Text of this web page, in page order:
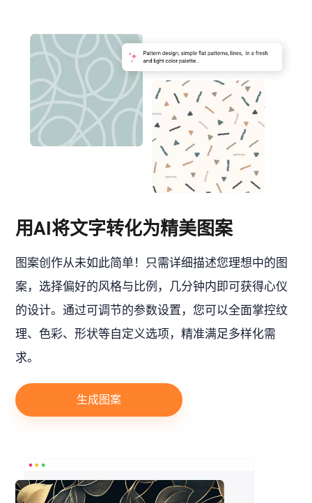
用AI将文字转化为精美图案
图案创作从未如此简单！只需详细描述您理想中的图
案，选择偏好的风格与比例，几分钟内即可获得心仪
的设计。通过可调节的参数设置，您可以全面掌控纹
理、色彩、形状等自定义选项，精准满足多样化需
求。
生成图案